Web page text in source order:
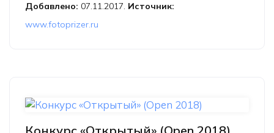
Добавлено: 07.11.2017. Источник:
www.fotoprizer.ru